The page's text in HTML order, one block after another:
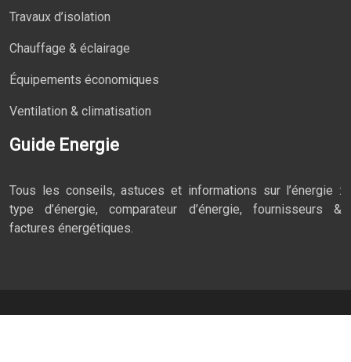
Travaux d’isolation
Chauffage & éclairage
Équipements économiques
Ventilation & climatisation
Guide Energie
Tous les conseils, astuces et informations sur l’énergie :
type d’énergie, comparateur d’énergie, fournisseurs &
factures énergétiques.